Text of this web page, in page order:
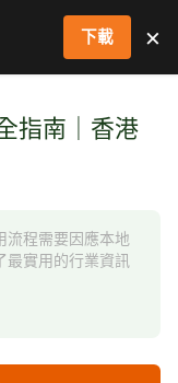
指南｜香港
流程需要因應本地
實用的行業資訊
下載 ×